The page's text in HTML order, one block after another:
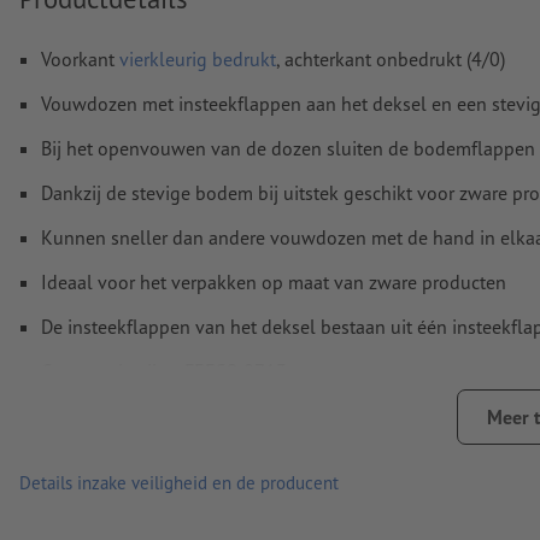
Hoe maak ik afdrukgegevens correct?
Voorkant vierkleurig bedrukt, achterkant onbedrukt (4/0)
Vouwdozen met insteekflappen aan het deksel en een
Bij het openvouwen van de dozen sluiten de
Dankzij de stevige bodem bij uitstek geschikt voor zware
Kunnen sneller dan andere vouwdozen met de hand in
Ideaal voor het verpakken op maat van zware producten
De insteekflappen van het deksel bestaan uit één
Golfkarton bestaat voor het grootste deel uit oud papier –
Meer
Details inzake veiligheid en de producent